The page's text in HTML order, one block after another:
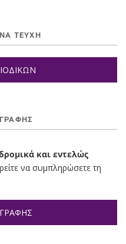
ΤΕΥΧΗ
και εντελώς
να συμπληρώσετε τη